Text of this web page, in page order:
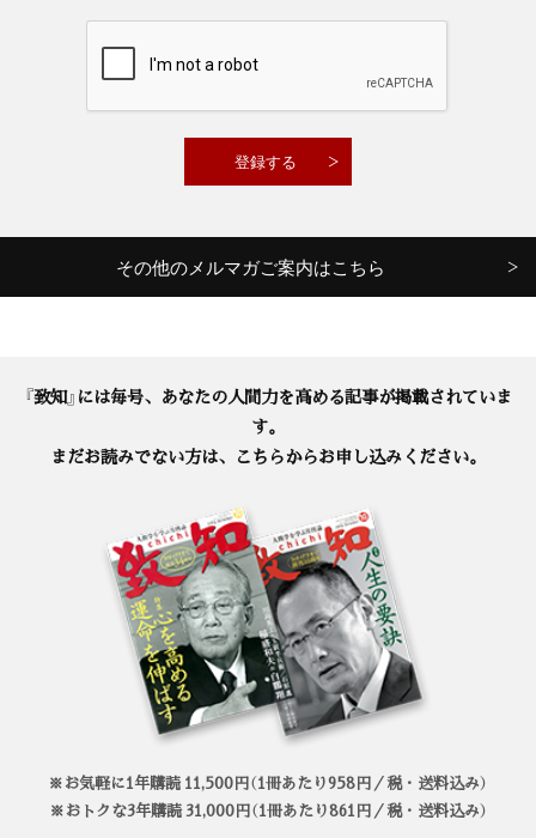
その他のメルマガご案内はこちら
『致知』には毎号、あなたの人間力を高める記事が掲載されていま
す。
まだお読みでない方は、こちらからお申し込みください。
※お気軽に1年購読 11,500円（1冊あたり958円／税・送料込み）
※おトクな3年購読 31,000円（1冊あたり861円／税・送料込み）